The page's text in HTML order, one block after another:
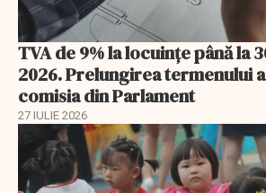
TVA de 9% la locuințe până la
2026. Prelungirea termenului
comisia din Parlament
27 IULIE 2026